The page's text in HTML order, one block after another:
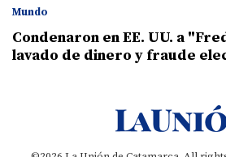
Mundo
Condenaron en EE. UU. a
lavado de dinero y fraude